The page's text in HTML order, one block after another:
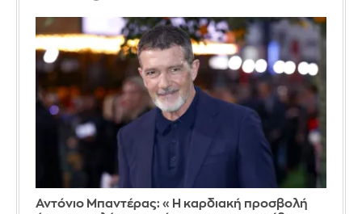
Αντόνιο Μπαντέρας: «Η καρδιακή προσβολή